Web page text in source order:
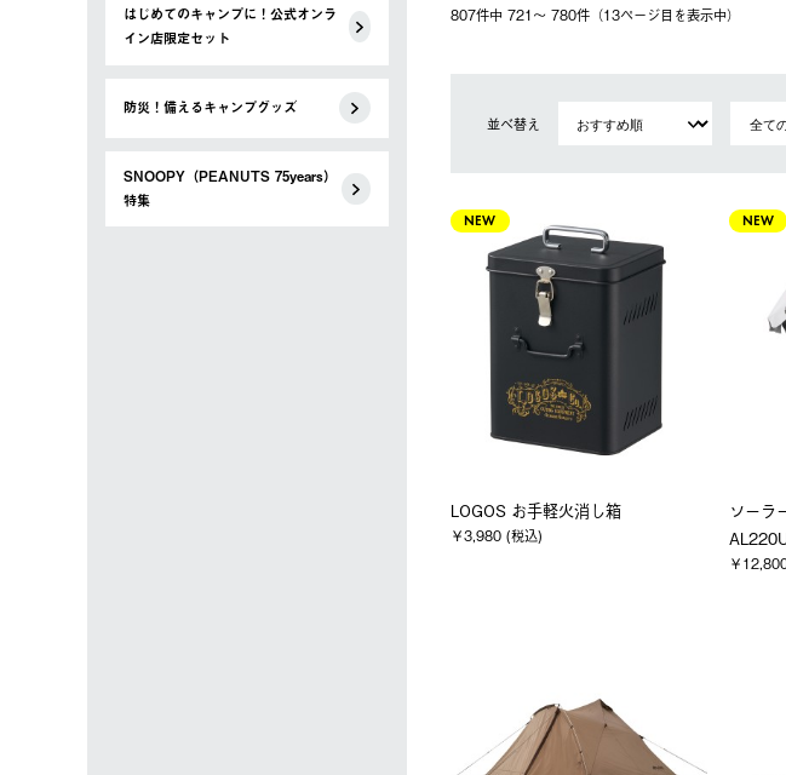
はじめてのキャンプに！公式オンラ
イン店限定セット
防災！備えるキャンプグッズ
SNOOPY（PEANUTS 75years）
特集
807件中 721〜 780件（13ページ⽬を表⽰中）
並べ替え
NEW
LOGOS お手軽火消し箱
￥3,980 (税込)
NEW
ソーラ
￥